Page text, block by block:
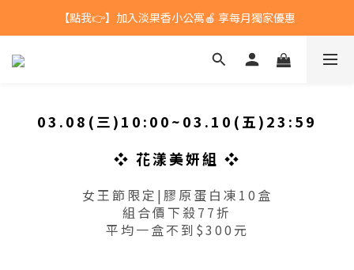
台灣$1200 免運 / 港澳 $5000 免運
【點我👉】加入淡果香小公寓🍎 享每月獨家優惠
台灣$1200 免運 / 港澳 $5000 免運
03.08(三)10:00~03.10(五)23:59
❖ 花漾美妍組 ❖
女王節限定|膠原蛋白凍10盒
組合價下殺77折
平均一盒不到$300元